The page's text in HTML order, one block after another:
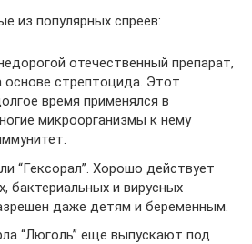
из популярных спреев:
отечественный препарат,
основе стрептоцида. Этот
время применялся в
микроорганизмы к нему
“Гексорал”. Хорошо действует
бактериальных и вирусных
даже детям и беременным.
“Люголь” еще выпускают под